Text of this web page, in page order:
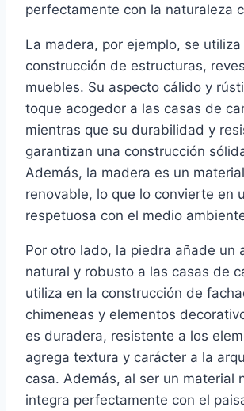
perfectamente con la naturaleza
La madera, por ejemplo, se utiliza
construcción de estructuras,
muebles. Su aspecto cálido y
toque acogedor a las casas de
mientras que su durabilidad y
garantizan una construcción
Además, la madera es un
renovable, lo que lo convierte en
respetuosa con el medio
Por otro lado, la piedra añade un
natural y robusto a las casas de
utiliza en la construcción de
chimeneas y elementos
es duradera, resistente a los
agrega textura y carácter a la
casa. Además, al ser un material
integra perfectamente con el